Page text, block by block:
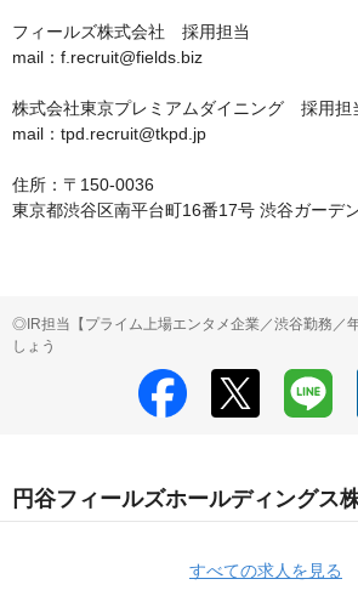
フィールズ株式会社　採用担当
mail：f.recruit@fields.biz
株式会社東京プレミアムダイニング　採用担
mail：tpd.recruit@tkpd.jp
住所：〒150-0036
東京都渋谷区南平台町16番17号 渋谷ガーデ
◎IR担当【プライム上場エンタメ企業／渋谷勤務／
しょう
円谷フィールズホールディングス
すべての求人を見る